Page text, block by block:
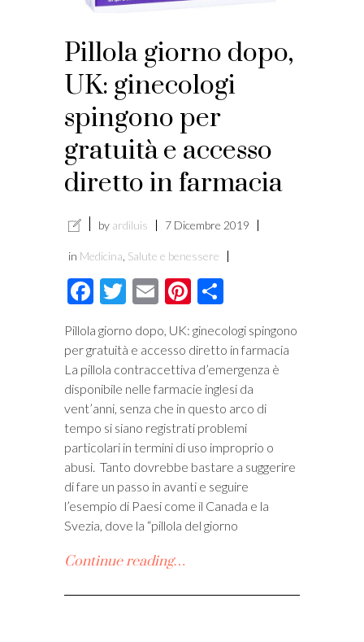
Pillola giorno dopo,
UK: ginecologi
spingono per
gratuità e accesso
diretto in farmacia
by ardiluis 7 Dicembre 2019
in Medicina Salute e benessere
Facebook
Twitter
EmailPinterest
Pillola giorno dopo, UK: ginecologi spingono
per gratuità e accesso diretto in farmacia
La pillola contraccettiva d’emergenza è
disponibile nelle farmacie inglesi da
vent’anni, senza che in questo arco di
tempo si siano registrati problemi
particolari in termini di uso improprio o
abusi. Tanto dovrebbe bastare a suggerire
di fare un passo in avanti e seguire
l’esempio di Paesi come il Canada e la
Svezia, dove la “pillola del giorno
Continue reading…